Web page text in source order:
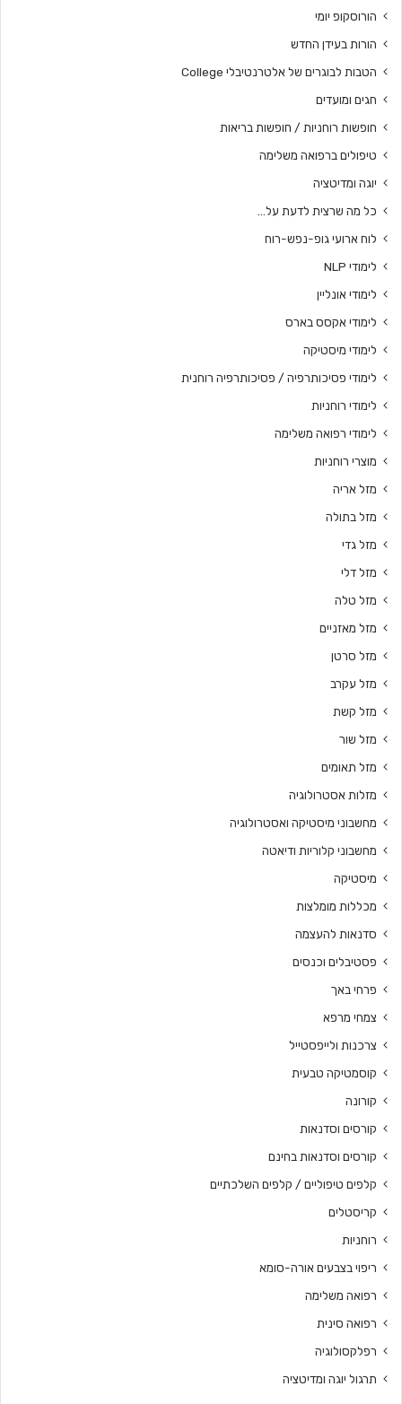
הורוסקופ יומי
הורות בעידן החדש
הטבות לבוגרים של אלטרנטיבלי College
חגים ומועדים
חופשות רוחניות / חופשות בריאות
טיפולים ברפואה משלימה
יוגה ומדיטציה
כל מה שרצית לדעת על…
לוח ארועי גופ-נפש-רוח
לימודי NLP
לימודי אונליין
לימודי אקסס בארס
לימודי מיסטיקה
לימודי פסיכותרפיה / פסיכותרפיה רוחנית
לימודי רוחניות
לימודי רפואה משלימה
מוצרי רוחניות
מזל אריה
מזל בתולה
מזל גדי
מזל דלי
מזל טלה
מזל מאזניים
מזל סרטן
מזל עקרב
מזל קשת
מזל שור
מזל תאומים
מזלות אסטרולוגיה
מחשבוני מיסטיקה ואסטרולוגיה
מחשבוני קלוריות ודיאטה
מיסטיקה
מכללות מומלצות
סדנאות להעצמה
פסטיבלים וכנסים
פרחי באך
צמחי מרפא
צרכנות ולייפסטייל
קוסמטיקה טבעית
קורונה
קורסים וסדנאות
קורסים וסדנאות בחינם
קלפים טיפוליים / קלפים השלכתיים
קריסטלים
רוחניות
ריפוי בצבעים אורה-סומא
רפואה משלימה
רפואה סינית
רפלקסולוגיה
תרגול יוגה ומדיטציה